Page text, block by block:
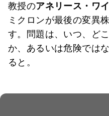
教授のアネリース・ワ
ミクロンが最後の変異
す。問題は、いつ、ど
か、あるいは危険では
ると。